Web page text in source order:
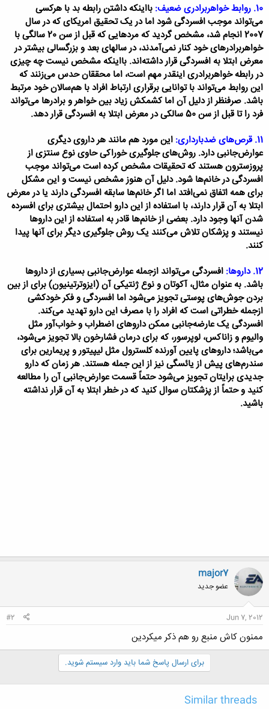
10. روابط خواهربرادری ضعیف:
بااینکه داشتن رابطه بد با هرکسی
می‌تواند موجب افسردگی شود اما در یک تحقیق امریکای که در سال
2007 انجام شد، مشخص گردید که مردهایی که قبل از سن 20 سالگی با
خواهربرادرهای خود کنار نمی‌آمدند، در سالهای بعد و بزرگسالی بیشتر در
معرض ابتلا به افسردگی قرار داشته‌اند. بااینکه مشخص نیست چه چیزی
در رابطه خواهربرادری اینقدر مهم است، اما محققان حدس می‌زنند که
این روابط می‌تواند با توانایی برقراری ارتباط افراد با هم‌سالان خود مرتبط
باشد. صرفنظر از دلیل آن اما کشمکش زیاد بین خواهر و برادرها می‌تواند
فرد را تا قبل از سن 50 سالکی در معرض ابتلا به افسردگی قرار دهد.
11. قرص‌های ضدبارداری:
این مورد هم مانند هر داروی دیگری
عوارض‌جانبی دارد. روش‌های جلوگیری خوراکی حاوی نوع سنتزی از
پروزسترون هستند که تحقیقات مشخص کرده است می‌تواند موجب
افسردگی در خانم‌ها شود. دلیل آن هنوز مشخص نیست و این مشکل
برای همه اتفاق نمی‌افتد اما اگر خانم‌ها سابقه افسردگی دارند یا در معرض
ابتلا به آن قرار دارند، با استفاده از این دارو احتمال بیشتری برای افسرده
شدن آنها وجود دارد. بعضی از خانم‌ها قادر به استفاده از این داروها
نیستند و پزشکان تلاش می‌کنند یک روش جلوگیری دیگر برای آنها پیدا
کنند.
12. داروها:
افسردگی می‌تواند ازجمله عوارض‌جانبی بسیاری از داروها
باشد. به عنوان مثال، آکوتان و نوع ژنتیکی آن (ایزوترتینیون) برای از بین
بردن جوش‌های پوستی تجویز می‌شود اما افسردگی و فکر خودکشی
ازجمله خطراتی است که افراد را با مصرف این دارو تهدید می‌کند.
افسردگی یک عارضه‌جانبی ممکن داروهای اضطراب و خواب‌آور مثل
والیوم و زاناکس، لوپرسور، که برای درمان فشارخون بالا تجویز می‌شود،
می‌باشد؛ داروهای پایین آورنده کلسترول مثل لیپیتور و پریمارین برای
سندرم‌های پیش از یائسگی نیز از این جمله هستند. هر زمان که دارو
جدیدی برایتان تجویز می‌شود حتماً قسمت عوارض‌جانبی آن را مطالعه
کنید و حتماً از پزشکتان سوال کنید که در خطر ابتلا به آن قرار نداشته
باشید.
major7
عضو جدید
Jun 7, 2012
#2
ممنون كاش منبع رو هم ذكر ميكردين
برای ارسال پاسخ شما باید وارد سیستم شوید.
Similar threads